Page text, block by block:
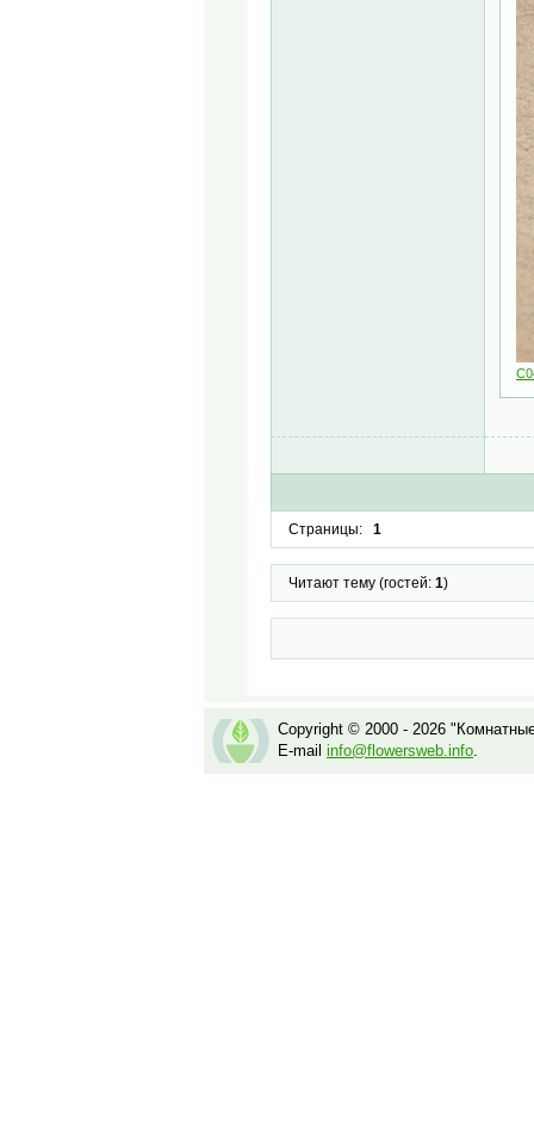
Страницы: 1
Читают тему (гостей: 1)
Copyright © 2000 - 2026
E-mail info@flowersweb.info.